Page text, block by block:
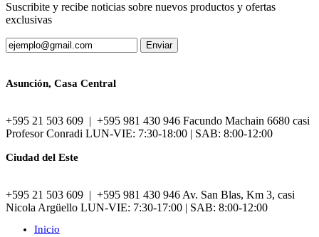
Suscribite y recibe noticias sobre nuevos productos y ofertas
exclusivas
Asunción, Casa Central
+595 21 503 609 | +595 981 430 946 Facundo Machain 6680 casi
Profesor Conradi LUN-VIE: 7:30-18:00 | SAB: 8:00-12:00
Ciudad del Este
+595 21 503 609 | +595 981 430 946 Av. San Blas, Km 3, casi
Nicola Argüello LUN-VIE: 7:30-17:00 | SAB: 8:00-12:00
Inicio